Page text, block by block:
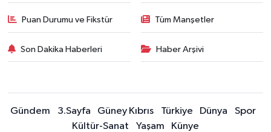
Puan Durumu ve Fikstür Tüm Manşetler
Son Dakika Haberleri Haber Arşivi
Gündem 3.Sayfa Güney Kıbrıs Türkiye Dünya
Spor
Kültür-Sanat
Yaşam Künye